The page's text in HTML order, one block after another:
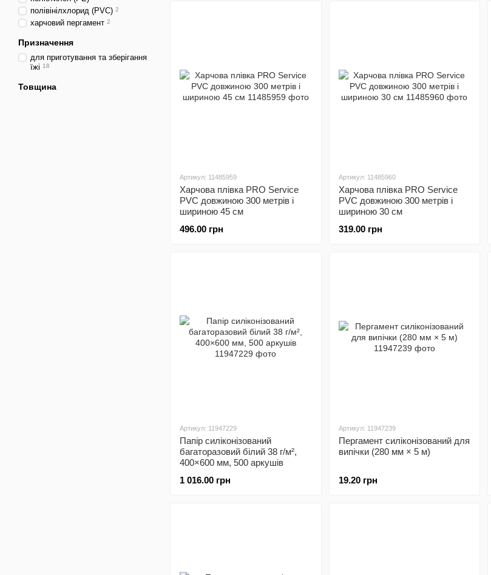
Артикул: 11485959
Харчова плівка PRO Service
PVC довжиною 300 метрів і
шириною 45 см
496.00 грн
Артикул: 11485960
Харчова плівка PRO Service
PVC довжиною 300 метрів і
шириною 30 см
319.00 грн
Артикул: 11947229
Папір силіконізований
багаторазовий білий 38 г/м²,
400×600 мм, 500 аркушів
1 016.00 грн
Артикул: 11947239
Пергамент силіконізований для
випічки (280 мм × 5 м)
19.20 грн
полівінілхлорид (PVC) 2
харчовий пергамент 2
Призначення
для приготування та зберігання
їжі 18
Товщина